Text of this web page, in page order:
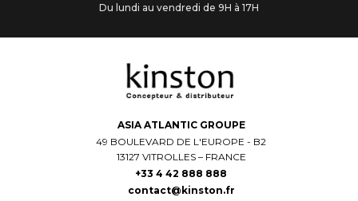
Du lundi au vendredi de 9H à 17H
ASIA ATLANTIC GROUPE
49 BOULEVARD DE L'EUROPE - B2
13127 VITROLLES – FRANCE
+33 4 42 888 888
contact@kinston.fr